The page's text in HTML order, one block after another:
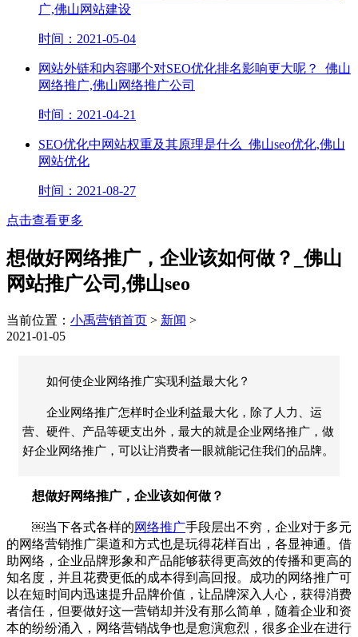
广,佛山网站建设
时间：2021-05-04
网站外链和内容哪个对SEO优化排名影响更大呢？_佛山
网络推广,佛山网络推广公司
时间：2021-04-21
SEO优化中网站权重及其原理是什么_佛山seo优化,佛山
网站优化
时间：2021-08-27
点击查看更多
想做好网络推广，企业该如何做？_佛山
网站推广公司,佛山seo
当前位置： 小禹营销首页 > 新闻 >
2021-01-05
如何使企业网络推广实现利益最大化？
企业网络推广怎样时企业利益最大化，除了人力、运
营、硬件、产品等硬支出外，最大的就是企业网络推广，做
好企业网络推广，可以让消费者一眼就能记住我们的品牌。
想做好网络推广，企业该如何做？
￼当下各式各样的网络推广手段层出不穷，企业对于多元
的网络营销推广渠道和方式也是玩得花样百出，各显神通。借
助网络，企业品牌形象和产品能够获得更高效的传播和更高的
知名度，并且花费更低的成本得到高回报。成功的网络推广可
以在短时间内迅速提升品牌价值，让品牌深入人心，获得消费
者信任，但要做好这一营销却并没有那么简单，随着企业和资
本的纷纷涌入，网络营销战争也是愈演愈烈，很多企业在进行